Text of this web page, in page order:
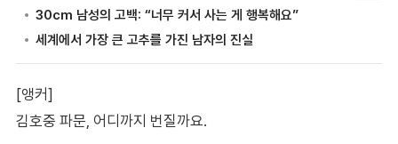
[앵커]
김호중 파문, 어디까지 번질까요.